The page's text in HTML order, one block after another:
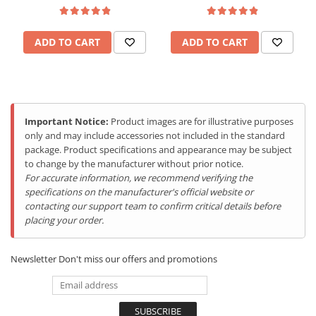
Tablets Doogee
Hotwav Products
Mobile Phones Hotwav
Tablets Unihertz
Blackview Products
Mobile Phones Blackview
Tablets Blackview
Headphones Blackview
Fossibot Products
Mobile Phones Fossibot
Oukitel Products
Mobile Phones Oukitel
Excelează în arta de a combate mirosurile neplăcute, fiind capabil
să blocheze sursa lor, să asimileze moleculele responsabile și să
elimine eficient orice urmă de miros neplăcut. Mai mult decât un
simplu sterilizator, acest dispozitiv avansat emană un parfum
fresh și revigorant, transformând purtarea fiecărui pantof într-o
experiență plăcută, proaspătă și complet igienizată. Tu cu ce te
încalți astăzi?
ADD TO CART ADD TO CART
Important Notice: Product images are for illustrative purposes
only and may include accessories not included in the standard
package. Product specifications and appearance may be subject
to change by the manufacturer without prior notice.
For accurate information, we recommend verifying the
specifications on the manufacturer's official website or
contacting our support team to confirm critical details before
placing your order.
Newsletter Don't miss our offers and promotions